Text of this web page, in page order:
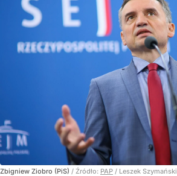
Zbigniew Ziobro (PiS) / Źródło: PAP / Leszek Szymański